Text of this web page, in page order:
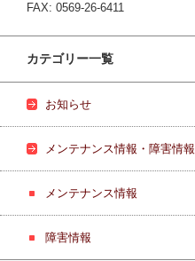
FAX: 0569-26-6411
カテゴリー一覧
お知らせ
メンテナンス情報・障害情報
メンテナンス情報
障害情報